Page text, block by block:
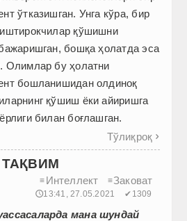
ўтказишган. Унга кўра, бир
қўшишни
бошқа ҳолатда эса
Олимлар бу ҳолатни
бошланишидан олдиноқ
қўшиш ёки айиришга
билан боғлашган.
Тўлиқроқ 
≡ Интеллект ≡Заковат
🕔13:41, 27.05.2021 ✔1309
мана шундай